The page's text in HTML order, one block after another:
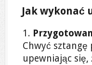
Jak wykonać
Chwyć sztangę
upewniając się,